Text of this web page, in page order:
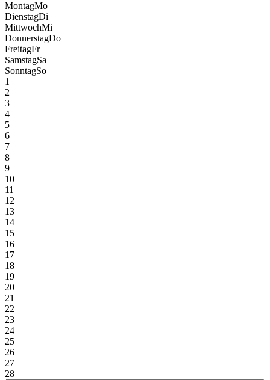
MontagMo
DienstagDi
MittwochMi
DonnerstagDo
FreitagFr
SamstagSa
SonntagSo
1
2
3
4
5
6
7
8
9
10
11
12
13
14
15
16
17
18
19
20
21
22
23
24
25
26
27
28